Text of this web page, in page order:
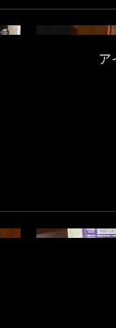
ア